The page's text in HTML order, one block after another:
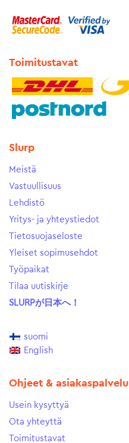
Toimitustavat
Slurp
Meistä
Vastuullisuus
Lehdistö
Yritys- ja yhteystiedot
Tietosuojaseloste
Yleiset sopimusehdot
Työpaikat
Tilaa uutiskirje
SLURPが日本へ！
suomi
English
Ohjeet & asiakaspalvelu
Usein kysyttyä
Ota yhteyttä
Toimitustavat